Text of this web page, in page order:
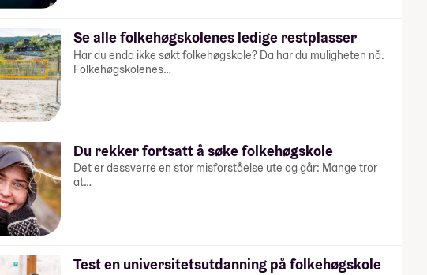
Se alle folkehøgskolenes ledige restplasser
Har du enda ikke søkt folkehøgskole? Da har du muligheten nå.
Folkehøgskolenes…
Du rekker fortsatt å søke folkehøgskole
Det er dessverre en stor misforståelse ute og går: Mange tror
at…
Test en universitetsutdanning på folkehøgskole